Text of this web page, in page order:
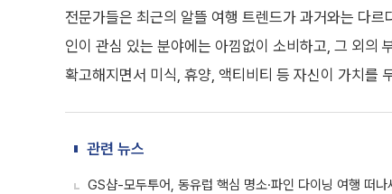
전문가들은 최근의 알뜰 여행 트렌드가 과거와는 다
인이 관심 있는 분야에는 아낌없이 소비하고, 그 외의
확고해지면서 미식, 휴양, 액티비티 등 자신이 가치를
관련 뉴스
GS샵-모두투어, 동유럽 핵심 명소·파인 다이닝 여행 떠나